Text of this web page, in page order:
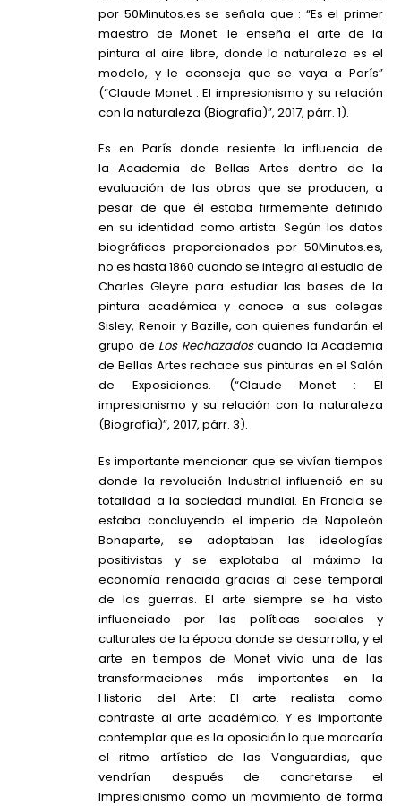
por 50Minutos.es se señala que : “Es el primer
maestro de Monet: le enseña el arte de la
pintura al aire libre, donde la naturaleza es el
modelo, y le aconseja que se vaya a París”
(“Claude Monet : El impresionismo y su relación
con la naturaleza (Biografía)”, 2017, párr. 1).
Es en París donde resiente la influencia de
la Academia de Bellas Artes dentro de la
evaluación de las obras que se producen, a
pesar de que él estaba firmemente definido
en su identidad como artista. Según los datos
biográficos proporcionados por 50Minutos.es,
no es hasta 1860 cuando se integra al estudio de
Charles Gleyre para estudiar las bases de la
pintura académica y conoce a sus colegas
Sisley, Renoir y Bazille, con quienes fundarán el
grupo de Los Rechazadoscuando la Academia
de Bellas Artes rechace sus pinturas en el Salón
de Exposiciones. (“Claude Monet : El
impresionismo y su relación con la naturaleza
(Biografía)”, 2017, párr. 3).
Es importante mencionar que se vivían tiempos
donde la revolución Industrial influenció en su
totalidad a la sociedad mundial. En Francia se
estaba concluyendo el imperio de Napoleón
Bonaparte, se adoptaban las ideologías
positivistas y se explotaba al máximo la
economía renacida gracias al cese temporal
de las guerras. El arte siempre se ha visto
influenciado por las políticas sociales y
culturales de la época donde se desarrolla, y el
arte en tiempos de Monet vivía una de las
transformaciones más importantes en la
Historia del Arte: El arte realista como
contraste al arte académico. Y es importante
contemplar que es la oposición lo que marcaría
el ritmo artístico de las Vanguardias, que
vendrían después de concretarse el
Impresionismo como un movimiento de forma